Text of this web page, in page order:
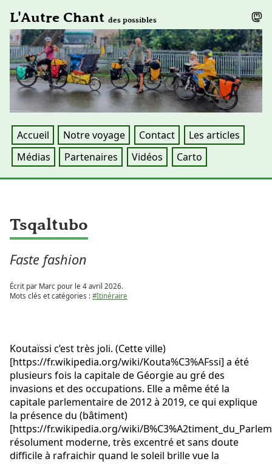
L'Autre Chant des possibles
Accueil Notre voyage Contact
Les articles
Médias
Partenaires Vidéos Carto
Tsqaltubo
Faste fashion
Écrit par Marc pour le 4 avril 2026.
Mots clés et catégories : #Itinéraire
Koutaïssi c’est très joli. (Cette ville)
[https://fr.wikipedia.org/wiki/Kouta%C3%AFssi] a été
plusieurs fois la capitale de Géorgie au gré des
invasions et des occupations. Elle a même été la
capitale parlementaire de 2012 à 2019, ce qui explique
la présence du (bâtiment)
[https://fr.wikipedia.org/wiki/
résolument moderne, très excentré et sans doute
difficile à rafraichir quand le soleil brille vue la